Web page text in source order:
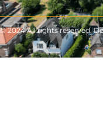
© 2024 All rights reserved.